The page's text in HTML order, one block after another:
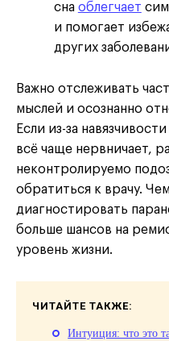
сна облегчает
и помогает
других
Важно отслеживать
мыслей и осознанно
Если из-за
всё чаще нервничает,
неконтролируемо
обратиться к врачу.
диагностировать
больше шансов на
уровень жизни.
ЧИТАЙТЕ ТАКЖЕ:
Интуиция: что это